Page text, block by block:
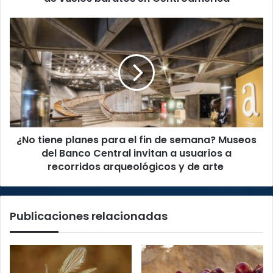
¿No
tiene
planes
para
el
fin
de
semana?
Museos
del
a
a
¿No tiene planes para el fin de semana? Museos
del Banco Central invitan a usuarios a
recorridos arqueológicos y de arte
Publicaciones relacionadas